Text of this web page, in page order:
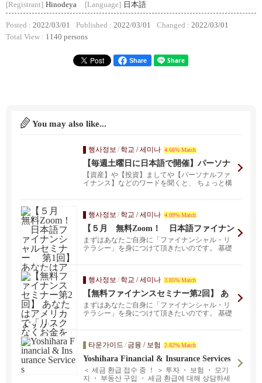
[Registrant] Hinodeya [Language] 日本語
Posted : 2022/03/01 Published : 2022/03/01 Changed : 2022/03/01
Total View : 1140 persons
Share
You may also like...
행사정보 / 학교 / 세미나 4.66% Match
【毎週土曜日に日本語で開催】パーソナ
ルファイナンス無料ZOOMウェビナー
【資産】や【投資】ましてや【パーソナルファ
イナンス】などのワードを聞くと、 ちょっと構
행사정보 / 학교 / 세미나 4.09% Match
【５月 無料Zoom！ 日本語ファイナン
シャルセミナー 第1回】 あなたはアメ
リカで「リスクなくお金を増やす方法」
まずはあなたご自身に「ファイナンシャル・リ
テラシー」を身につけて頂きたいのです。 基礎
행사정보 / 학교 / 세미나 3.85% Match
【無料ファイナンスセミナー第2回】 あ
なたはアメリカで「リスクなくお金を増
やす方法」を知っていますか？
まずはあなたご自身に「ファイナンシャル・リ
テラシー」を身につけて頂きたいのです。 基礎
타운가이드 / 금융 / 보험 2.82% Match
Yoshihara Financial & Insurance Services
＜ 세금 환급 접수 중 ！ ＞ 투자 ・ 보험 ・ 모기
지 ・ 부동산 구입 ・ 세금 환급에 대해 상담하세